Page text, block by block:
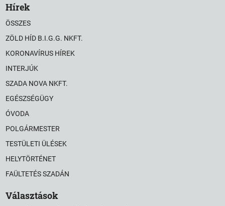
Hírek
ÖSSZES
ZÖLD HÍD B.I.G.G. NKFT.
KORONAVÍRUS HÍREK
INTERJÚK
SZADA NOVA NKFT.
EGÉSZSÉGÜGY
ÓVODA
POLGÁRMESTER
TESTÜLETI ÜLÉSEK
HELYTÖRTÉNET
FAÜLTETÉS SZADÁN
Választások